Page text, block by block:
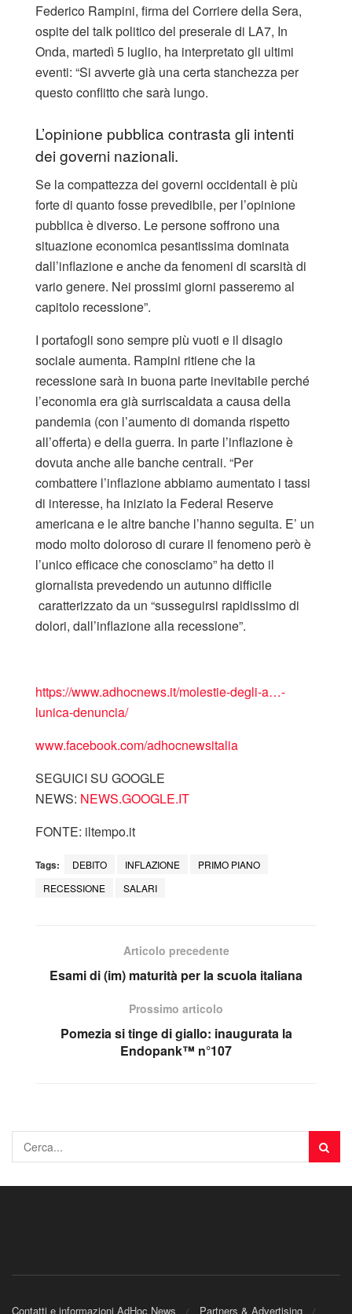
Federico Rampini, firma del Corriere della Sera,
ospite del talk politico del preserale di LA7, In
Onda, martedì 5 luglio, ha interpretato gli ultimi
eventi: “Si avverte già una certa stanchezza per
questo conflitto che sarà lungo.
L’opinione pubblica contrasta gli intenti
dei governi nazionali.
Se la compattezza dei governi occidentali è più
forte di quanto fosse prevedibile, per l’opinione
pubblica è diverso. Le persone soffrono una
situazione economica pesantissima dominata
dall’inflazione e anche da fenomeni di scarsità di
vario genere. Nei prossimi giorni passeremo al
capitolo recessione”.
I portafogli sono sempre più vuoti e il disagio
sociale aumenta. Rampini ritiene che la
recessione sarà in buona parte inevitabile perché
l’economia era già surriscaldata a causa della
pandemia (con l’aumento di domanda rispetto
all’offerta) e della guerra. In parte l’inflazione è
dovuta anche alle banche centrali. “Per
combattere l’inflazione abbiamo aumentato i tassi
di interesse, ha iniziato la Federal Reserve
americana e le altre banche l’hanno seguita. E’ un
modo molto doloroso di curare il fenomeno però è
l’unico efficace che conosciamo” ha detto il
giornalista prevedendo un autunno difficile
caratterizzato da un “susseguirsi rapidissimo di
dolori, dall’inflazione alla recessione”.
https://www.adhocnews.it/molestie-degli-a…-
lunica-denuncia/‎
www.facebook.com/adhocnewsitalia
SEGUICI SU GOOGLE
NEWS: NEWS.GOOGLE.IT
FONTE: iltempo.it
Tags: DEBITO INFLAZIONE
PRIMO PIANO
RECESSIONE
SALARI
Articolo precedente
Esami di (im) maturità per la scuola italiana
Prossimo articolo
Pomezia si tinge di giallo: inaugurata la
Endopank™️ n°107
Contatti e informazioni AdHoc News Partners & Advertising